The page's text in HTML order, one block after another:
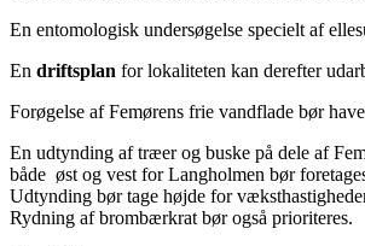
En entomologisk undersøgelse specielt af
En driftsplan for lokaliteten kan derefter
Forøgelse af Femørens frie vandflade bør
En udtynding af træer og buske på dele af
både øst og vest for Langholmen bør
Udtynding bør tage højde for
Rydning af brombærkrat bør også prioriteres.